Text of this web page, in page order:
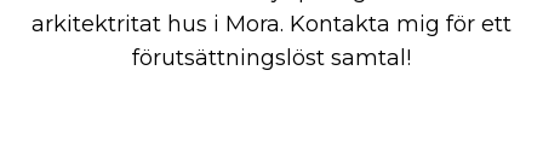
arkitektritat hus i Mora. Kontakta mig för ett
förutsättningslöst samtal!